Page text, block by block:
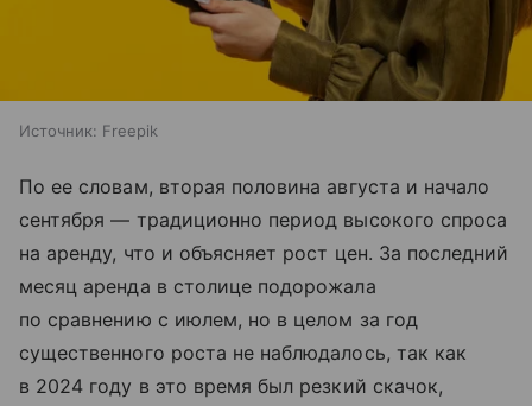
Источник: Freepik
По ее словам, вторая половина августа и начало
сентября — традиционно период высокого спроса
на аренду, что и объясняет рост цен. За последний
месяц аренда в столице подорожала
по сравнению с июлем, но в целом за год
существенного роста не наблюдалось, так как
в 2024 году в это время был резкий скачок,